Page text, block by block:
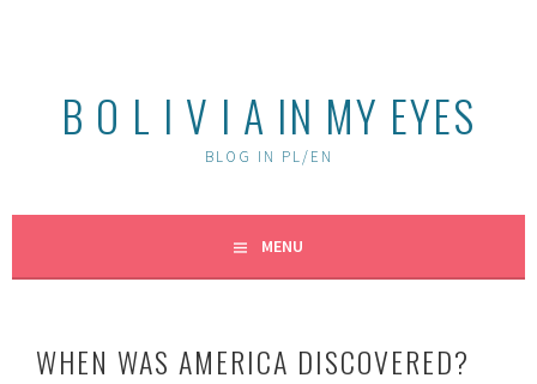
B O L I V I A IN MY EYES
BLOG IN PL/EN
MENU
WHEN WAS AMERICA DISCOVERED?